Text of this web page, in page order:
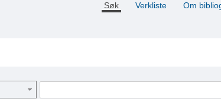
Søk Verkliste Om